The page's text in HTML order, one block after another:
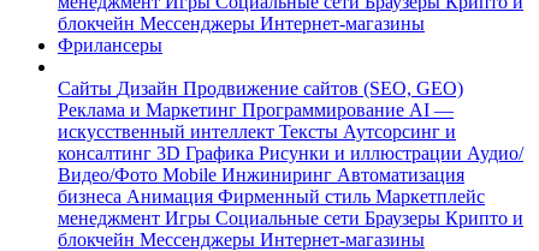
блокчейн Мессенджеры Интернет-магазины
Фрилансеры
Сайты Дизайн Продвижение сайтов (SEO, GEO)
Реклама и Маркетинг Программирование AI —
искусственный интеллект Тексты Аутсорсинг и
консалтинг 3D Графика Рисунки и иллюстрации Аудио/
Видео/Фото Mobile Инжиниринг Автоматизация
бизнеса Анимация Фирменный стиль Маркетплейс
менеджмент Игры Социальные сети Браузеры Крипто и
блокчейн Мессенджеры Интернет-магазины